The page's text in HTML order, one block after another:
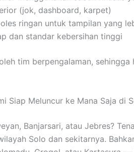
(jok, dashboard, karpet)
ringan untuk tampilan yang
dan standar kebersihan tinggi
tim berpengalaman, sehingga
Siap Meluncur ke Mana Saja di
Banjarsari, atau Jebres?
Solo dan sekitarnya.